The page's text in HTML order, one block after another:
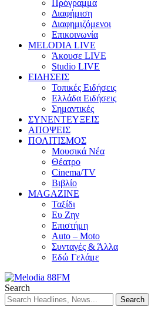
Πρόγραμμα
Διαφήμιση
Διαφημιζόμενοι
Επικοινωνία
MELODIA LIVE
Άκουσε LIVE
Studio LIVE
ΕΙΔΗΣΕΙΣ
Τοπικές Ειδήσεις
Ελλάδα Ειδήσεις
Σημαντικές
ΣΥΝΕΝΤΕΥΞΕΙΣ
ΑΠΟΨΕΙΣ
ΠΟΛΙΤΙΣΜΟΣ
Μουσικά Νέα
Θέατρο
Cinema/TV
Βιβλίο
MAGAZINE
Ταξίδι
Ευ Ζην
Επιστήμη
Auto – Moto
Συνταγές & Άλλα
Εδώ Γελάμε
Search